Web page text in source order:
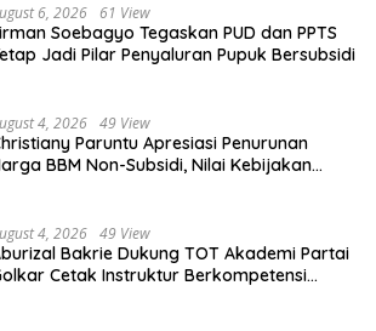
6, 2026 61 View
Soebagyo Tegaskan PUD dan PPTS
Jadi Pilar Penyaluran Pupuk Bersubsidi
4, 2026 49 View
Paruntu Apresiasi Penurunan
BBM Non-Subsidi, Nilai Kebijakan
4, 2026 49 View
Bakrie Dukung TOT Akademi Partai
Cetak Instruktur Berkompetensi